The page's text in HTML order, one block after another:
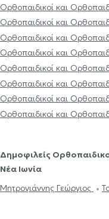
Ορθοπαιδικοί και
Ορθοπαιδικοί και
Ορθοπαιδικοί και
Ορθοπαιδικοί και
Ορθοπαιδικοί και
Ορθοπαιδικοί και
Ορθοπαιδικοί και
Ορθοπαιδικοί και
Δημοφιλείς
Νέα Ιωνία
Μητρογιάννης Γεώργιος